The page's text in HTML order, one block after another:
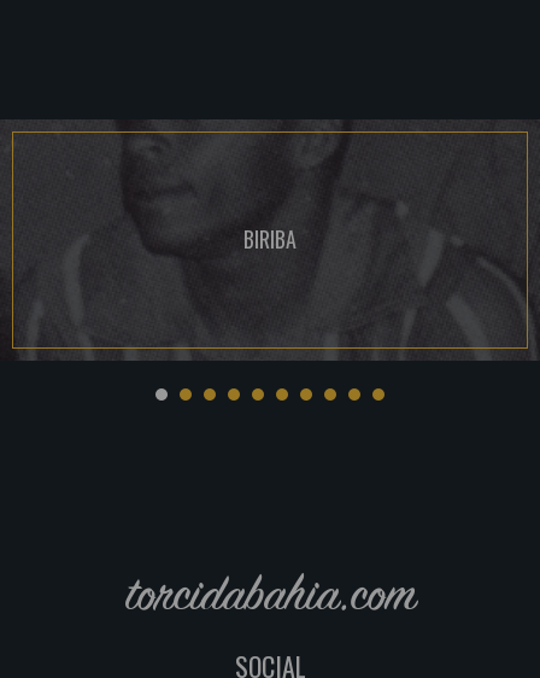
BIRIBA
torcidabahia.com
SOCIAL